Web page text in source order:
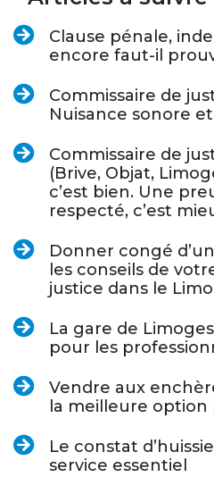
Clause pénale,
encore faut-il
Commissaire de
Nuisance sonore
Commissaire de
(Brive, Objat,
c’est bien. Une
respecté, c’est
Donner congé
les conseils de
justice dans le
La gare de
pour les
Vendre aux
la meilleure option
Le constat
service essentiel